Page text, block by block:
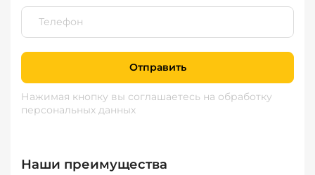
Отправить
Нажимая кнопку вы соглашаетесь на обработку
персональных данных
Наши преимущества